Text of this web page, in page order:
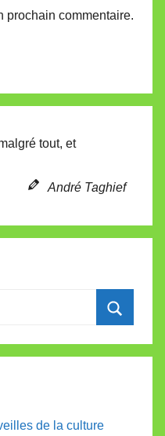
prochain commentaire.
tout, et
André Taghief
de la culture